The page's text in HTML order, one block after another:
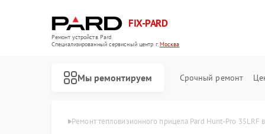
FIX-PARD
Ремонт устройств Pard
Специализированный cервисный центр г.Москва
Мы ремонтируем Срочный ремонт
Pard в Москве Ремонт тепловизионного прицела Pard Hunt-Pro 35LRF